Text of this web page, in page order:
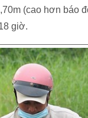
(cao hơn báo
giờ.